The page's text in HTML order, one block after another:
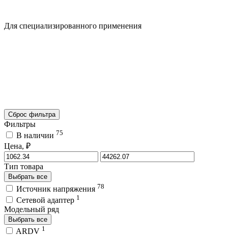
Для специализированного применения
Сброс фильтра
Фильтры
В наличии 75
Цена, ₽
Тип товара
Выбрать все
Источник напряжения 78
Сетевой адаптер 1
Модельный ряд
Выбрать все
ARDV 1